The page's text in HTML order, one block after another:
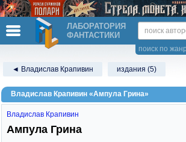
ЛАБОРАТОРИЯ
ФАНТАСТИКИ
поиск по
◄ Владислав Крапивин издания (5)
Владислав Крапивин «Ампула Грина»
Владислав Крапивин
Ампула Грина